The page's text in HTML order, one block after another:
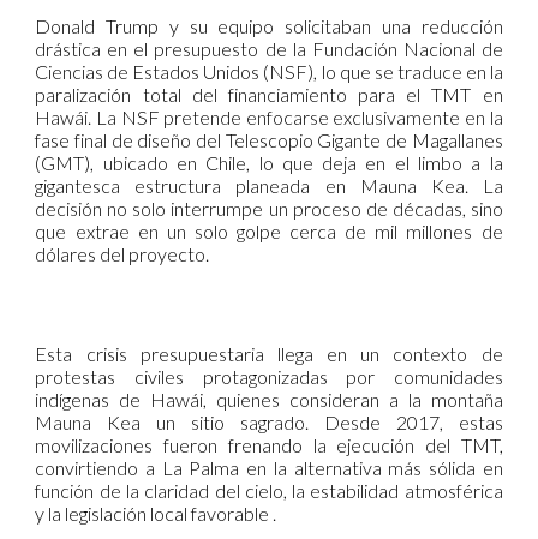
Donald Trump y su equipo solicitaban una reducción
drástica en el presupuesto de la Fundación Nacional de
Ciencias de Estados Unidos (NSF), lo que se traduce en la
paralización total del financiamiento para el TMT en
Hawái. La NSF pretende enfocarse exclusivamente en la
fase final de diseño del Telescopio Gigante de Magallanes
(GMT), ubicado en Chile, lo que deja en el limbo a la
gigantesca estructura planeada en Mauna Kea. La
decisión no solo interrumpe un proceso de décadas, sino
que extrae en un solo golpe cerca de mil millones de
dólares del proyecto.
Esta crisis presupuestaria llega en un contexto de
protestas civiles protagonizadas por comunidades
indígenas de Hawái, quienes consideran a la montaña
Mauna Kea un sitio sagrado. Desde 2017, estas
movilizaciones fueron frenando la ejecución del TMT,
convirtiendo a La Palma en la alternativa más sólida en
función de la claridad del cielo, la estabilidad atmosférica
y la legislación local favorable .